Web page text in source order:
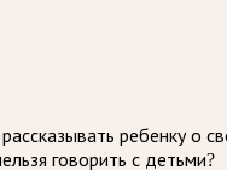
ребенку
говорить с детьми?